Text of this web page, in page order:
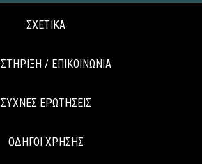
ΣΧΕΤΙΚΑ
/ ΕΠΙΚΟΙΝΩΝΙΑ
ΣΥΧΝΕΣ ΕΡΩΤΗΣΕΙΣ
ΟΔΗΓΟΙ ΧΡΗΣΗΣ